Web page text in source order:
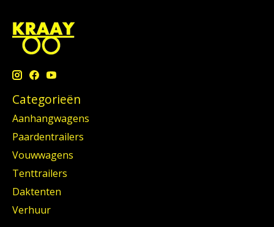
Categorieën
Aanhangwagens
Paardentrailers
Vouwwagens
Tenttrailers
Daktenten
Verhuur